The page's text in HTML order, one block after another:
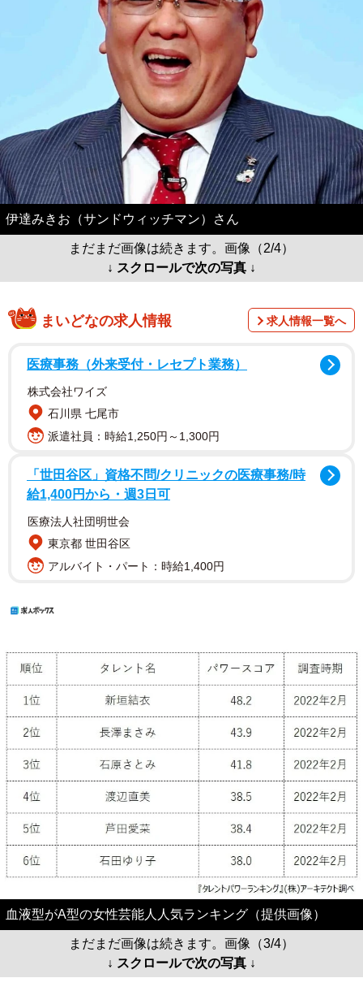
伊達みきお（サンドウィッチマン）さん
まだまだ画像は続きます。画像（2/4）
↓ スクロールで次の写真 ↓
まいどなの求人情報 求人情報一覧へ
医療事務（外来受付・レセプト業務）
株式会社ワイズ
石川県 七尾市
派遣社員：時給1,250円～1,300円
「世田谷区」資格不問/クリニックの医療事務/時
給1,400円から・週3日可
医療法人社団明世会
東京都 世田谷区
アルバイト・パート：時給1,400円
血液型がA型の女性芸能人人気ランキング（提供画像）
まだまだ画像は続きます。画像（3/4）
↓ スクロールで次の写真 ↓